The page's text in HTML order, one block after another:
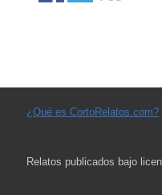
¿Qué es CortoRelatos.com?|
Relatos publicados bajo